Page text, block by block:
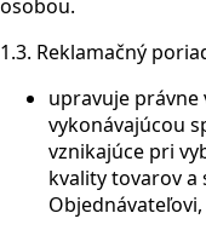
osobou.
1.3. Reklamačný
upravuje právne
vykonávajúcou
vznikajúce pri
kvality tovarov
Objednávateľovi,